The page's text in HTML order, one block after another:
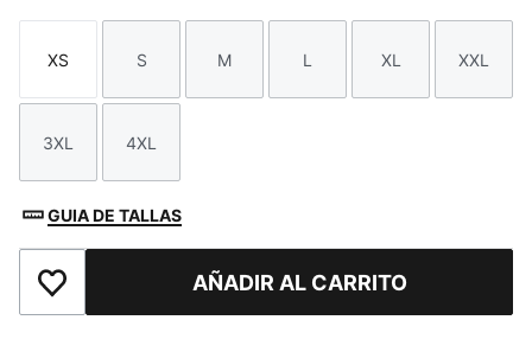
Talla
XS
Talla
S
Talla
M
Talla
L
Talla
XL
Talla
XXL
Talla
3XL
Talla
4XL
GUIA DE TALLAS
Añadir a la lista de deseosAÑADIR AL CARRITO